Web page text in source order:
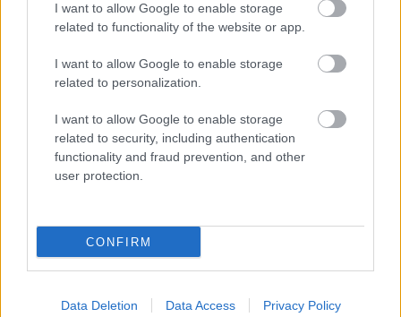
I want to allow Google to enable storage
related to functionality of the website or app.
I want to allow Google to enable storage
related to personalization.
I want to allow Google to enable storage
related to security, including authentication
functionality and fraud prevention, and other
user protection.
CONFIRM
Data Deletion Data Access Privacy Policy
slágerei (1. rész: Camila Cabellótól
rerecorder 2018. július 09.
A nyár végére meg fogod unni őket, jövőre cikisek
lesznek, de idén jó eséllyel ezek közül a dalok közül
kerülnek ki a legnagyobb slágerek. A vakáció
sikervárományos szerzeményeiről mondja el